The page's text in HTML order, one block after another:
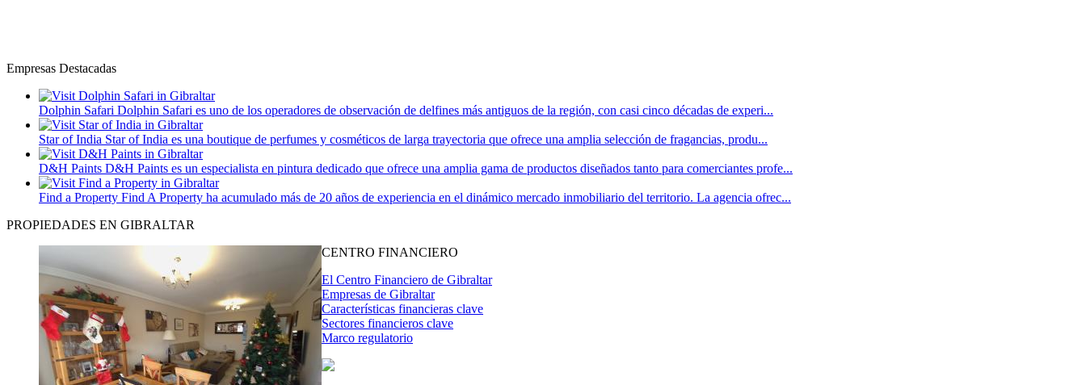
Empresas Destacadas
Dolphin Safari Dolphin Safari es uno de los operadores de observación de delfines más antiguos de la región, con casi cinco décadas de experi...
Star of India Star of India es una boutique de perfumes y cosméticos de larga trayectoria que ofrece una amplia selección de fragancias, produ...
D&H Paints D&H Paints es un especialista en pintura dedicado que ofrece una amplia gama de productos diseñados tanto para comerciantes profe...
Find a Property Find A Property ha acumulado más de 20 años de experiencia en el dinámico mercado inmobiliario del territorio. La agencia ofrec...
PROPIEDADES EN GIBRALTAR
CENTRO FINANCIERO
El Centro Financiero de Gibraltar
Empresas de Gibraltar
Características financieras clave
Sectores financieros clave
Marco regulatorio